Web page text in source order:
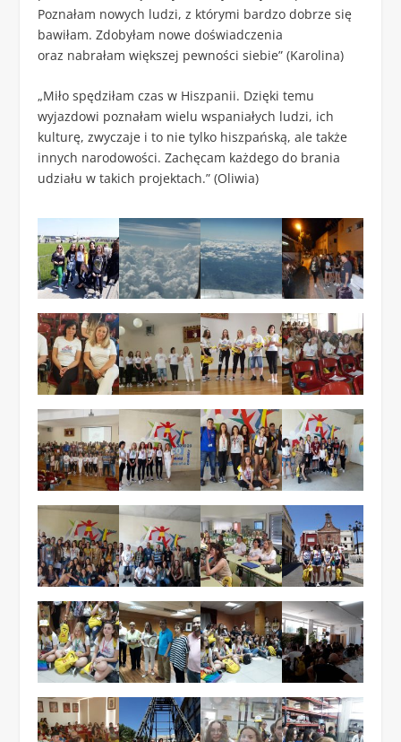
Poznałam nowych ludzi, z którymi bardzo dobrze się
bawiłam. Zdobyłam nowe doświadczenia
oraz nabrałam większej pewności siebie” (Karolina)
„Miło spędziłam czas w Hiszpanii. Dzięki temu
wyjazdowi poznałam wielu wspaniałych ludzi, ich
kulturę, zwyczaje i to nie tylko hiszpańską, ale także
innych narodowości. Zachęcam każdego do brania
udziału w takich projektach.” (Oliwia)